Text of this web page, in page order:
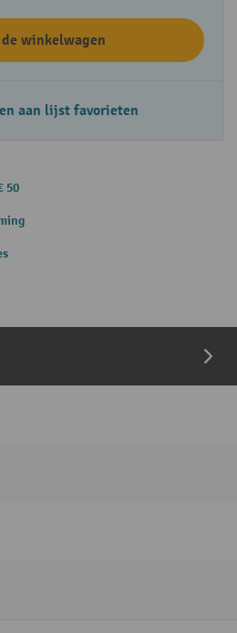
winkelwagen
aan lijst favorieten
50